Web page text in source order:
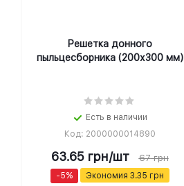
Решетка донного
пыльцесборника (200х300 мм)
Есть в наличии
Код: 2000000014890
63.65грн/шт 67грн
-5% Экономия 3.35 грн